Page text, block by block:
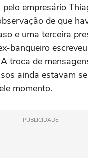
empresário
de que
e uma terceira
banqueiro
troca de
ainda estavam
momento.
PUBLICIDADE